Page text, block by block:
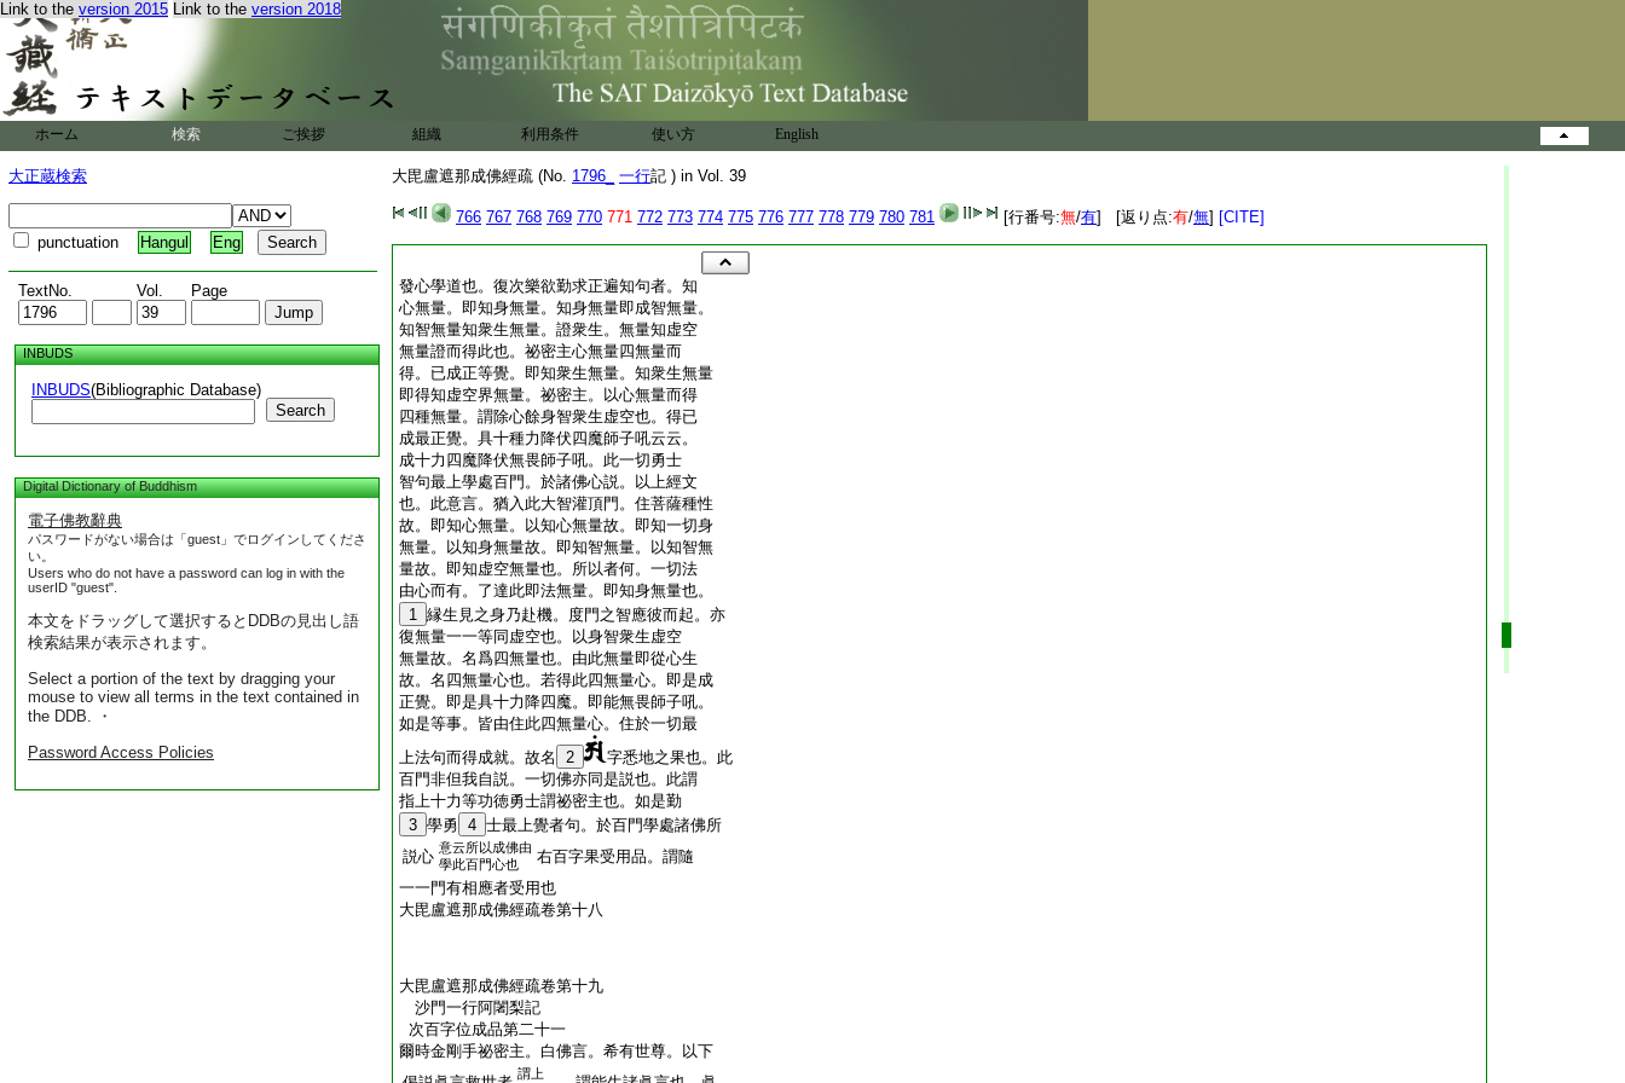
Link to the version 2015 Link to the version 2018
ホーム 検索 ご挨拶 組織 利用条件 使い方 English
大正蔵検索
punctuation Hangul Eng
TextNo. Vol. Page
INBUDS
INBUDS(Bibliographic Database)
Search
Digital Dictionary of Buddhism
電子佛教辭典
パスワードがない場合は「guest」でログインしてくださ
い。
Users who do not have a password can log in with the
userID "guest".
本文をドラッグして選択するとDDBの見出し語
検索結果が表示されます。
Select a portion of the text by dragging your
mouse to view all terms in the text contained in
the DDB. ・
Password Access Policies
大毘盧遮那成佛經疏 (No. 1796_ 一行記 ) in Vol. 39
766 767 768 769 770 771 772 773 774 775 776 777 778 779 780 781 [行番号:無/有] [返り点:有/無] [CITE]
發心學道也。復次樂欲勤求正遍知句者。知
心無量。即知身無量。知身無量即成智無量。
知智無量知衆生無量。證衆生。無量知虚空
無量證而得此也。祕密主心無量四無量而
得。已成正等覺。即知衆生無量。知衆生無量
即得知虚空界無量。祕密主。以心無量而得
四種無量。謂除心餘身智衆生虚空也。得已
成最正覺。具十種力降伏四魔師子吼云云。
成十力四魔降伏無畏師子吼。此一切勇士
智句最上學處百門。於諸佛心説。以上經文
也。此意言。猶入此大智灌頂門。住菩薩種性
故。即知心無量。以知心無量故。即知一切身
無量。以知身無量故。即知智無量。以知智無
量故。即知虚空無量也。所以者何。一切法
由心而有。了達此即法無量。即知身無量也。
1 縁生見之身乃赴機。度門之智應彼而起。亦
復無量一一等同虚空也。以身智衆生虚空
無量故。名爲四無量也。由此無量即從心生
故。名四無量心也。若得此四無量心。即是成
正覺。即是具十力降四魔。即能無畏師子吼。
如是等事。皆由住此四無量心。住於一切最
上法句而得成就。故名
2
字悉地之果也。此
百門非但我自説。一切佛亦同是説也。此謂
指上十力等功徳勇士謂祕密主也。如是勤
3 學勇 4 士最上覺者句。於百門學處諸佛所
説心 意云所以成佛由
學此百門心也
右百字果受用品。謂隨
一一門有相應者受用也
大毘盧遮那成佛經疏卷第十八
大毘盧遮那成佛經疏卷第十九
沙門一行阿闍梨記
次百字位成品第二十一
爾時金剛手祕密主。白佛言。希有世尊。以下
謂上